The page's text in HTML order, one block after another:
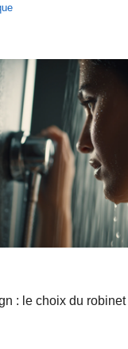
: le choix du robinet